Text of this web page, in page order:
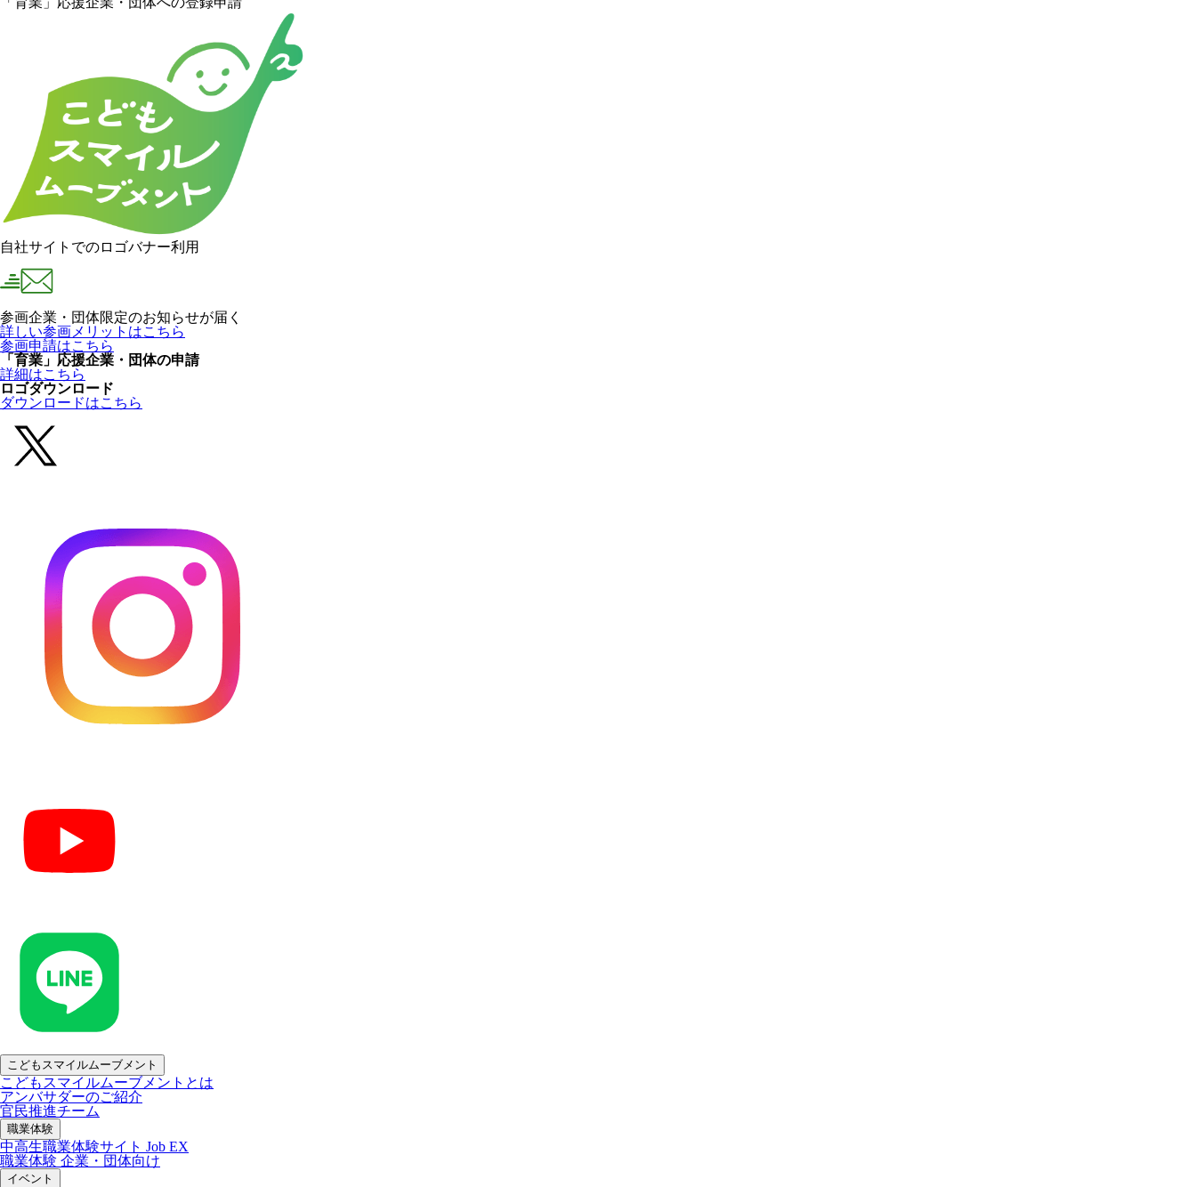
自社サイトでのロゴバナー利用
参画企業・団体限定のお知らせが届く
詳しい参画メリットはこちら
参画申請はこちら
「育業」応援企業・団体の申請
詳細はこちら
ロゴダウンロード
ダウンロードはこちら
こどもスマイルムーブメント
こどもスマイルムーブメントとは
アンバサダーのご紹介
官民推進チーム
職業体験
中高生職業体験サイト Job EX
職業体験 企業・団体向け
イベント